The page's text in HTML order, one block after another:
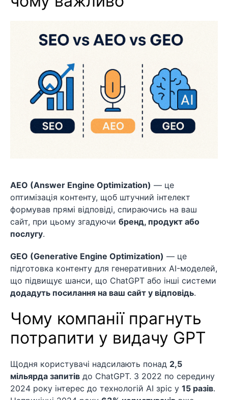
AEO (Answer Engine Optimization) — це
оптимізація контенту, щоб штучний інтелект
формував прямі відповіді, спираючись на ваш
сайт, при цьому згадуючи бренд, продукт або
послугу.
GEO (Generative Engine Optimization) — це
підготовка контенту для генеративних AI-моделей,
що підвищує шанси, що ChatGPT або інші системи
додадуть посилання на ваш сайт у відповідь.
Чому компанії прагнуть
потрапити у видачу GPT
Щодня користувачі надсилають понад 2,5
мільярда запитів до ChatGPT. З 2022 по середину
2024 року інтерес до технологій AI зріс у 15 разів.